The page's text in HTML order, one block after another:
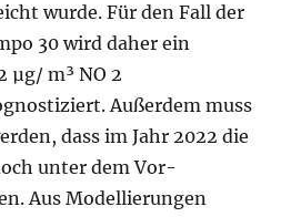
wurde. Für den Fall der
30 wird daher ein
µg/ m³ NO 2
Außerdem muss
dass im Jahr 2022 die
unter dem Vor-
Aus Modellierungen